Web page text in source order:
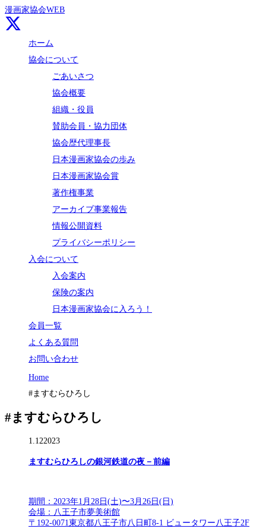
漫画家協会WEB
ホーム
協会について
ごあいさつ
協会概要
組織・役員
賛助会員・協力団体
協会歴代理事長
日本漫画家協会の歩み
日本漫画家協会賞
著作権事業
アーカイブ事業報告
情報公開資料
プライバシーポリシー
入会について
入会案内
保険の案内
日本漫画家協会に入ろう！
会員一覧
よくある質問
お問い合わせ
Home
#ますむらひろし
#ますむらひろし
1.122023
ますむらひろしの銀河鉄道の夜－前編
期間：2023年1月28日(土)〜3月26日(日)
会場：八王子市夢美術館
〒192-0071東京都八王子市八日町8-1 ビュータワー八王子2F